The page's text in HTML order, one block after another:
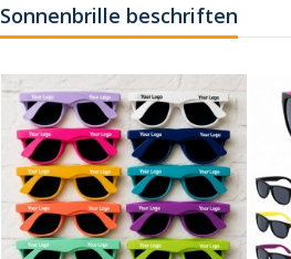
Sonnenbrille beschriften